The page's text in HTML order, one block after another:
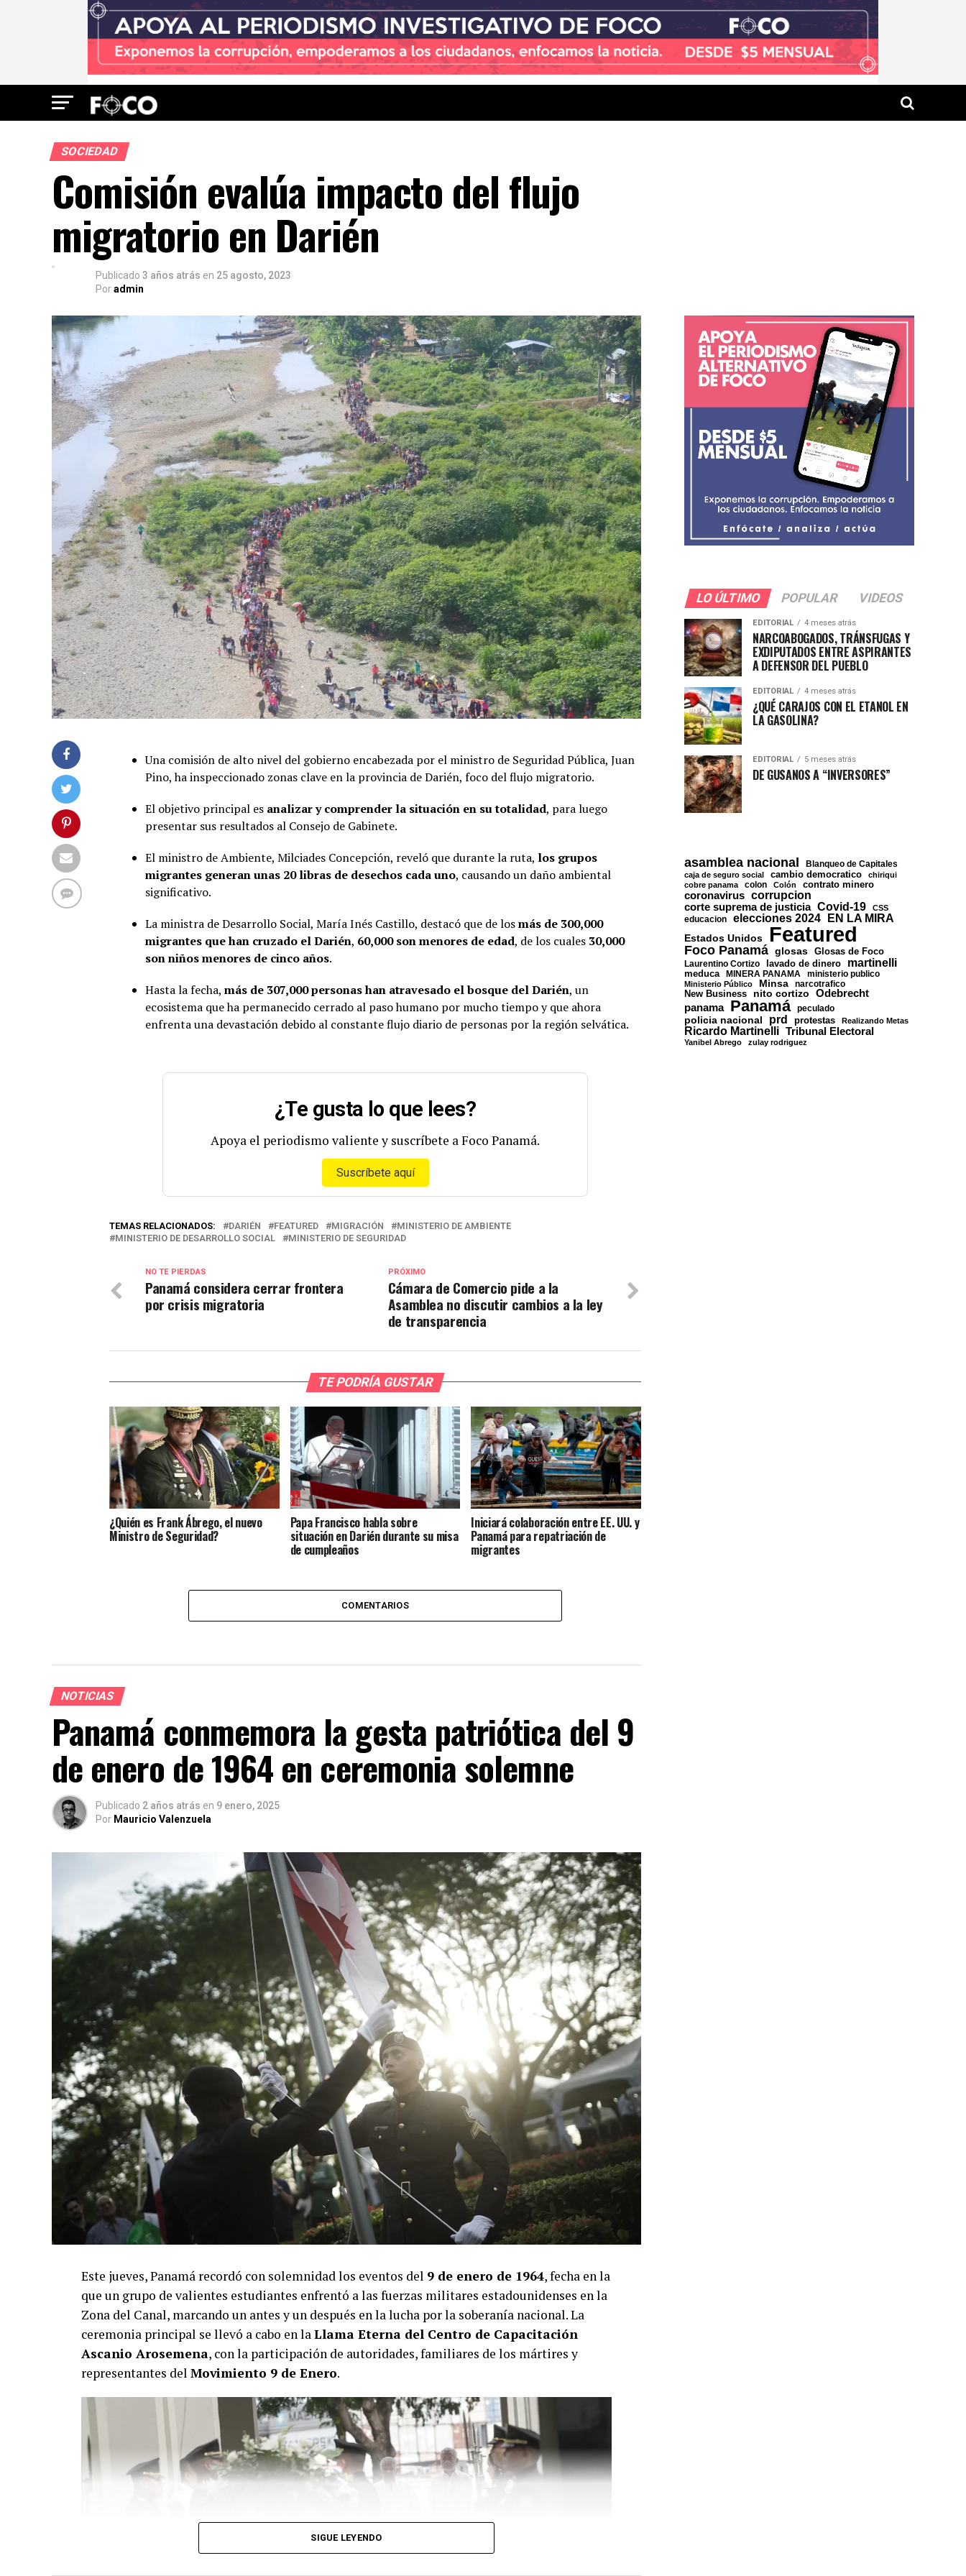
SOCIEDAD
Comisión evalúa impacto del flujo
migratorio en Darién
Publicado 3 años atrás en 25 agosto, 2023
Poradmin
Una comisión de alto nivel del gobierno encabezada por el ministro de Seguridad Pública, Juan
Pino, ha inspeccionado zonas clave en la provincia de Darién, foco del flujo migratorio.
El objetivo principal es analizar y comprender la situación en su totalidad, para luego
presentar sus resultados al Consejo de Gabinete.
El ministro de Ambiente, Milciades Concepción, reveló que durante la ruta, los grupos
migrantes generan unas 20 libras de desechos cada uno, causando un daño ambiental
significativo.
La ministra de Desarrollo Social, María Inés Castillo, destacó que de losmás de 300,000
migrantes que han cruzado el Darién, 60,000 son menores de edad, de los cuales 30,000
son niños menores de cinco años.
Hasta la fecha, más de 307,000 personas han atravesado el bosque del Darién, un
ecosistema que ha permanecido cerrado al paso humano por mucho tiempo y que ahora
enfrenta una devastación debido al constante flujo diario de personas por la región selvática.
¿Te gusta lo que lees?
Apoya el periodismo valiente y suscríbete a Foco Panamá.
Suscríbete aquí
TEMAS RELACIONADOS: DARIÉN FEATURED MIGRACIÓN
MINISTERIO DE AMBIENTE
MINISTERIO DE DESARROLLO SOCIAL
MINISTERIO DE SEGURIDAD
PRÓXIMO
Cámara de Comercio pide a la
Asamblea no discutir cambios a la ley
de transparencia
NO TE PIERDAS
Panamá considera cerrar frontera
por crisis migratoria
TE PODRÍA GUSTAR
¿Quién es Frank Ábrego, el nuevo
Ministro de Seguridad?
Papa Francisco habla sobre
situación en Darién durante su misa
de cumpleaños
Iniciará colaboración entre EE. UU. y
Panamá para repatriación de
migrantes
COMENTARIOS
NOTICIAS
Panamá conmemora la gesta patriótica del 9
de enero de 1964 en ceremonia solemne
Publicado 2 años atrás en 9 enero, 2025
Por Mauricio Valenzuela
Este jueves, Panamá recordó con solemnidad los eventos del 9 de enero de 1964, fecha en la
que un grupo de valientes estudiantes enfrentó a las fuerzas militares estadounidenses en la
Zona del Canal, marcando un antes y un después en la lucha por la soberanía nacional. La
ceremonia principal se llevó a cabo en laLlama Eterna del Centro de Capacitación
Ascanio Arosemena, con la participación de autoridades, familiares de los mártires y
representantes del Movimiento 9 de Enero.
SIGUE LEYENDO
LO ÚLTIMO POPULAR VIDEOS
EDITORIAL 4 meses atrás
NARCOABOGADOS, TRÁNSFUGAS Y
EXDIPUTADOS ENTRE ASPIRANTES
A DEFENSOR DEL PUEBLO
EDITORIAL 4 meses atrás
¿QUÉ CARAJOS CON EL ETANOL EN
LA GASOLINA?
EDITORIAL 5 meses atrás
DE GUSANOS A “INVERSORES”
asamblea nacional Blanqueo de Capitales
caja de seguro social cambio democratico
chiriqui
cobre panama
colon Colón contrato minero
coronavirus corrupcion
corte suprema de justicia Covid-19 CSS
educacion elecciones 2024 EN LA MIRA
Estados Unidos Featured
Foco Panamá glosas Glosas de Foco
Laurentino Cortizo lavado de dinero martinelli
meduca MINERA PANAMA ministerio publico
Ministerio Público Minsa
narcotrafico
New Business
nito cortizo Odebrecht
panama Panamá peculado
policia nacional prd protestas Realizando Metas
Ricardo Martinelli Tribunal Electoral
Yanibel Abrego zulay rodriguez